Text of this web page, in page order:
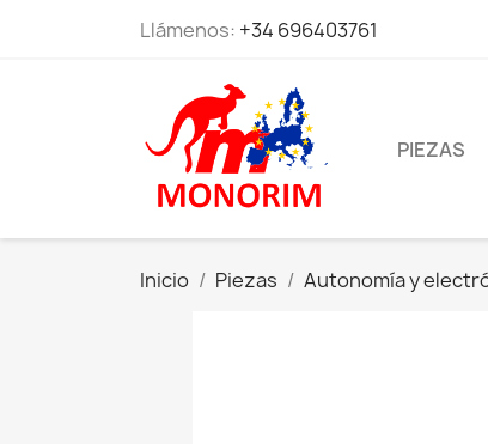
Llámenos: +34 696403761
PIEZAS
Inicio Piezas Autonomía y